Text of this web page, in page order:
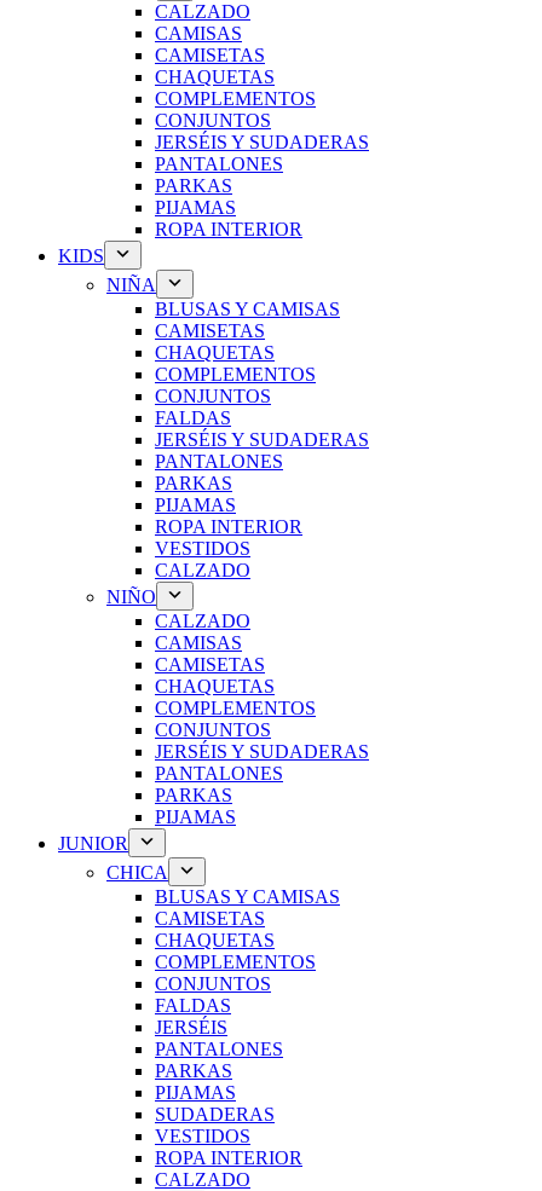
CALZADO
CAMISAS
CAMISETAS
CHAQUETAS
COMPLEMENTOS
CONJUNTOS
JERSÉIS Y SUDADERAS
PANTALONES
PARKAS
PIJAMAS
ROPA INTERIOR
KIDS
NIÑA
BLUSAS Y CAMISAS
CAMISETAS
CHAQUETAS
COMPLEMENTOS
CONJUNTOS
FALDAS
JERSÉIS Y SUDADERAS
PANTALONES
PARKAS
PIJAMAS
ROPA INTERIOR
VESTIDOS
CALZADO
NIÑO
CALZADO
CAMISAS
CAMISETAS
CHAQUETAS
COMPLEMENTOS
CONJUNTOS
JERSÉIS Y SUDADERAS
PANTALONES
PARKAS
PIJAMAS
JUNIOR
CHICA
BLUSAS Y CAMISAS
CAMISETAS
CHAQUETAS
COMPLEMENTOS
CONJUNTOS
FALDAS
JERSÉIS
PANTALONES
PARKAS
PIJAMAS
SUDADERAS
VESTIDOS
ROPA INTERIOR
CALZADO